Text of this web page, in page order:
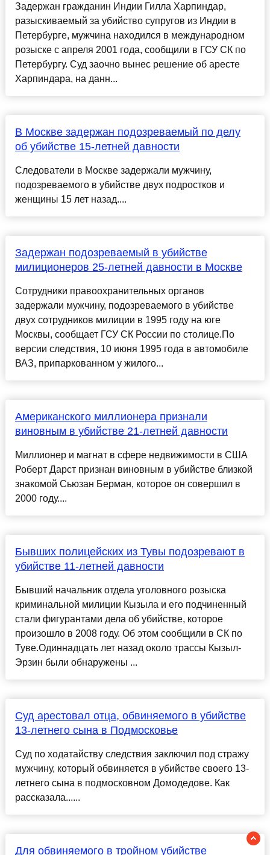
Задержан гражданин Индии Гилла Харпиндар,
разыскиваемый за убийство супругов из Индии в
Петербурге, мужчина находился в международном
розыске с апреля 2001 года, сообщили в ГСУ СК по
Петербургу. Суд заочно вынес решение об аресте
Харпиндара, на данн...
В Москве задержан подозреваемый по делу
об убийстве 15-летней давности
Следователи в Москве задержали мужчину,
подозреваемого в убийстве двух подростков и
женщины 15 лет назад....
Задержан подозреваемый в убийстве
милиционеров 25-летней давности в Москве
Сотрудники правоохранительных органов
задержали мужчину, подозреваемого в убийстве
двух сотрудников милиции в 1995 году на юге
Москвы, сообщает ГСУ СК России по столице.По
версии следствия, 10 июня 1995 года в автомобиле
ВАЗ, припаркованном у жилого...
Американского миллионера признали
виновным в убийстве 21-летней давности
Миллионер и магнат в сфере недвижимости в США
Роберт Дарст признан виновным в убийстве близкой
знакомой Сьюзан Берман, которое он совершил в
2000 году....
Бывших полицейских из Тувы подозревают в
убийстве 11-летней давности
Бывший начальник отдела уголовного розыска
криминальной милиции Кызыла и его подчиненный
стали фигурантами дела об убийстве, которое
произошло в 2008 году. Об этом сообщили в СК по
Туве.Одиннадцать лет назад около трассы Кызыл-
Эрзин были обнаружены ...
Суд арестовал отца, обвиняемого в убийстве
13-летнего сына в Подмосковье
Суд по ходатайству следствия заключил под стражу
мужчину, который обвиняется в убийстве своего 13-
летнего сына в подмосковном Домодедове. Как
рассказала......
Для обвиняемого в тройном убийстве